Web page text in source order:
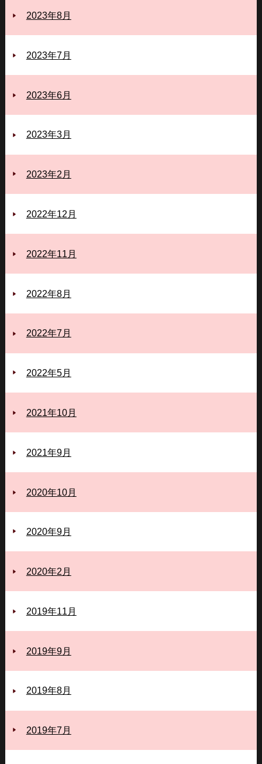
2023年8月
2023年7月
2023年6月
2023年3月
2023年2月
2022年12月
2022年11月
2022年8月
2022年7月
2022年5月
2021年10月
2021年9月
2020年10月
2020年9月
2020年2月
2019年11月
2019年9月
2019年8月
2019年7月